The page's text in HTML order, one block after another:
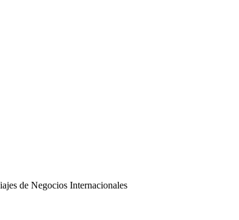
de Negocios Internacionales